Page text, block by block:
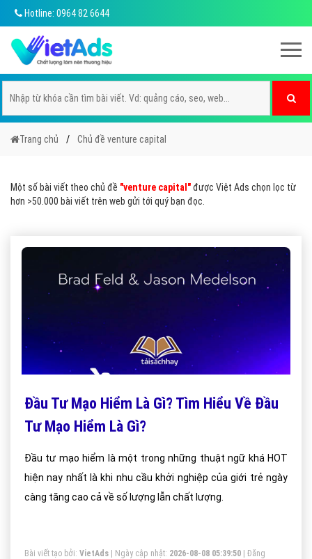
Hotline: 0964 82 6644
Trang chủ Chủ đề venture capital
Một số bài viết theo chủ đề "venture capital"được Việt Ads chọn lọc từ
hơn >50.000 bài viết trên web gửi tới quý bạn đọc.
Đầu Tư Mạo Hiểm Là Gì? Tìm Hiểu Về Đầu
Tư Mạo Hiểm Là Gì?
Đầu tư mạo hiểm là một trong những thuật ngữ khá HOT
hiện nay nhất là khi nhu cầu khởi nghiệp của giới trẻ ngày
càng tăng cao cả về số lượng lẫn chất lượng.
Bài viết tạo bởi: VietAds | Ngày cập nhật: 2026-08-08 05:39:50
Đăng